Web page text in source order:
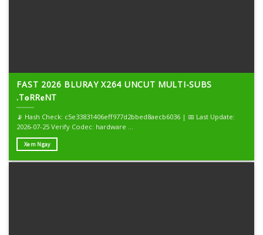
FAST 2026 BLURAY X264 UNCUT MULTI-SUBS
.T𝐨RR𝐞NT
📡 Hash Check: c5e33831406eff977d2bbed8aecb6036 | 📅 Last Update:
2026-07-25 Verify Codec: hardware ...
Xem Ngay